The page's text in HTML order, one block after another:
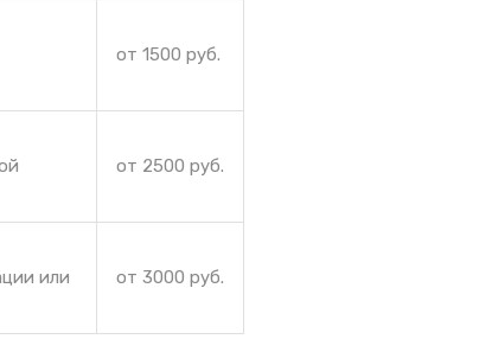
от 1500 руб.
от 2500 руб.
или
от 3000 руб.